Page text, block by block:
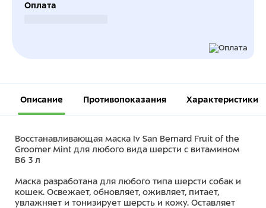
Оплата
Описание Противопоказания Характеристики
Восстанавливающая маска Iv San Bernard Fruit of the
Groomer Mint для любого вида шерсти с витамином
В6 3 л
Маска разработана для любого типа шерсти собак и
кошек. Освежает, обновляет, оживляет, питает,
увлажняет и тонизирует шерсть и кожу. Оставляет